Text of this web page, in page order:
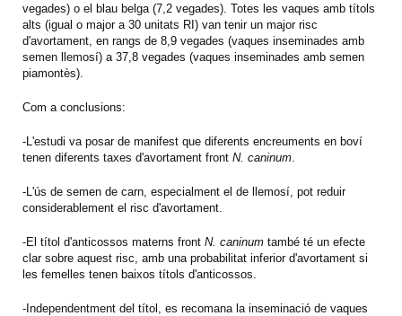
vegades) o el blau belga (7,2 vegades). Totes les vaques amb títols
alts (igual o major a 30 unitats RI) van tenir un major risc
d'avortament, en rangs de 8,9 vegades (vaques inseminades amb
semen llemosí) a 37,8 vegades (vaques inseminades amb semen
piamontès).
Com a conclusions:
-L'estudi va posar de manifest que diferents encreuments en boví
tenen diferents taxes d'avortament front N. caninum
-L'ús de semen de carn, especialment el de llemosí, pot reduir
considerablement el risc d'avortament.
-El títol d'anticossos materns front N. caninum també té un efecte
clar sobre aquest risc, amb una probabilitat inferior d'avortament si
les femelles tenen baixos títols d'anticossos.
-Independentment del títol, es recomana la inseminació de vaques